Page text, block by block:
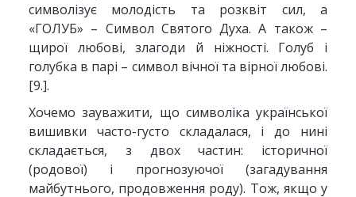
символізує молодість та розквіт сил, а
«ГОЛУБ» – Символ Святого Духа. А також –
щирої любові, злагоди й ніжності. Голуб і
голубка в парі – символ вічної та вірної любові.
[9.].
Хочемо зауважити, що символіка української
вишивки часто-густо складалася, і до нині
складається, з двох частин: історичної
(родової) і прогнозуючої (загадування
майбутнього, продовження роду). Тож, якщо у